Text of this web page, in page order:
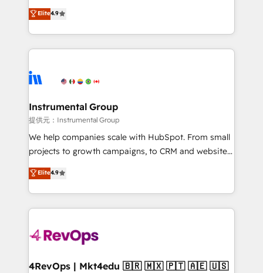
and service to drive sustainable growth With 6 key
HubSpot accreditations and experience across
teams has worked with clients just like you Let’s
explore whether S2 is the partner you’ve been
operational efficiency of HubSpot. The fastest-
growing tech-enabler & facilitator, MakeWebBetter,
hands you the blend of HubSpot expertise &
eminent solutions & integrations. Trust us to
Elite Partners with 10+ years of HubSpot experience
Premier Partner 2023 🌟5 HubSpot Accreditations 🌟
Won HubSpot Theme Challenge 2021 🌟INBOUND’19
HubSpot Rising Star Why us? Harnessing the full
potential of the powerful HubSpot CRM. ✔️A team of
HubSpot experience ✔️Flexible pricing models —
Hourly-fee (assigned one Dedicated HubSpot
requirement). ✔️Helped over 25,000+ customers so
far with our HubSpot solutions. ✔️Bespoke apps &
on-demand bundle services. Connect with us today!
Elite4.9
Instrumental Group
提供元：Instrumental Group
We help companies scale with HubSpot. From small
projects to growth campaigns, to CRM and websites.
Hire an agency that's experienced in every inch of
HubSpot and willing to work hand-in-hand with your
team to simplify the complex and build a better
experience for your team and customers.
Elite4.9
4RevOps | Mkt4edu 🇧🇷 🇲🇽 🇵🇹 🇦🇪 🇺🇸